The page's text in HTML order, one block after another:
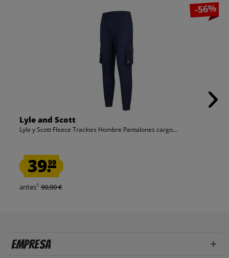
-56%
Lyle and Scott
Lyle y Scott Fleece Trackies Hombre Pantalones cargo...
39.99
antes1 90,00 €
Empresa